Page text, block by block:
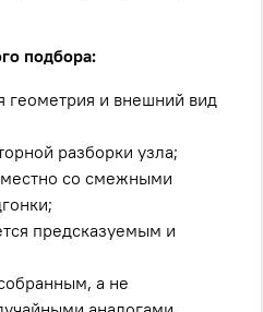
подбора:
геометрия и внешний вид
разборки узла;
со смежными
предсказуемым и
а не